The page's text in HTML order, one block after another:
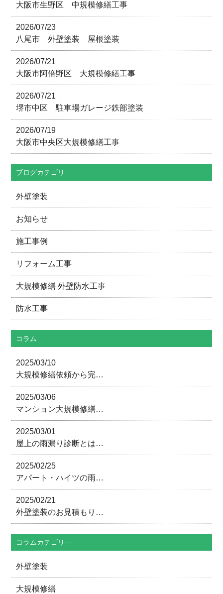
大阪市生野区 中規模修繕工事
2026/07/23
八尾市 外壁塗装 屋根塗装
2026/07/21
大阪市阿倍野区 大規模修繕工事
2026/07/21
堺市中区 駐車場ガレージ鉄部塗装
2026/07/19
大阪市中央区大規模修繕工事
ブログカテゴリ
外壁塗装
お知らせ
施工事例
リフォーム工事
大規模修繕 外壁防水工事
防水工事
コラム
2025/03/10
大規模修繕依頼から完…
2025/03/06
マンション大規模修繕…
2025/03/01
屋上の雨漏り診断とは…
2025/02/25
アパート・ハイツの雨…
2025/02/21
外壁塗装のお見積もり…
コラムカテゴリ―
外壁塗装
大規模修繕